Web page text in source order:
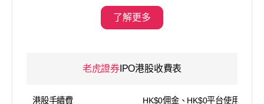
了解更多
老虎證券IPO港股收費表
港股手續費 HK$0佣金、HK$0平台使用費